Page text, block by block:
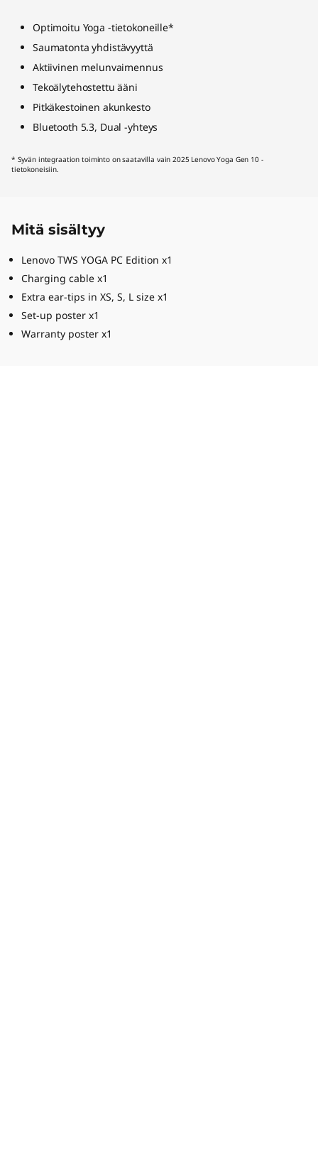
Optimoitu Yoga -tietokoneille*
Saumatonta yhdistävyyttä
Aktiivinen melunvaimennus
Tekoälytehostettu ääni
Pitkäkestoinen akunkesto
Bluetooth 5.3, Dual -yhteys
* Syvän integraation toiminto on saatavilla vain 2025 Lenovo Yoga Gen 10 -
tietokoneisiin.
Mitä sisältyy
Lenovo TWS YOGA PC Edition x1
Charging cable x1
Extra ear-tips in XS, S, L size x1
Set-up poster x1
Warranty poster x1